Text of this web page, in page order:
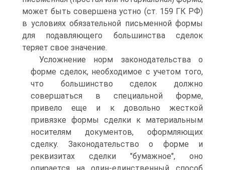
может быть совершена устно (ст. 159 ГК РФ)
в условиях обязательной письменной формы
для подавляющего большинства сделок
теряет свое значение.
Усложнение норм законодательства о
форме сделок, необходимое с учетом того,
что большинство сделок должно
совершаться в специальной форме,
привело еще и к довольно жесткой
привязке формы сделки к материальным
носителям документов, оформляющих
сделку. Законодательство о форме и
реквизитах сделки "бумажное", оно